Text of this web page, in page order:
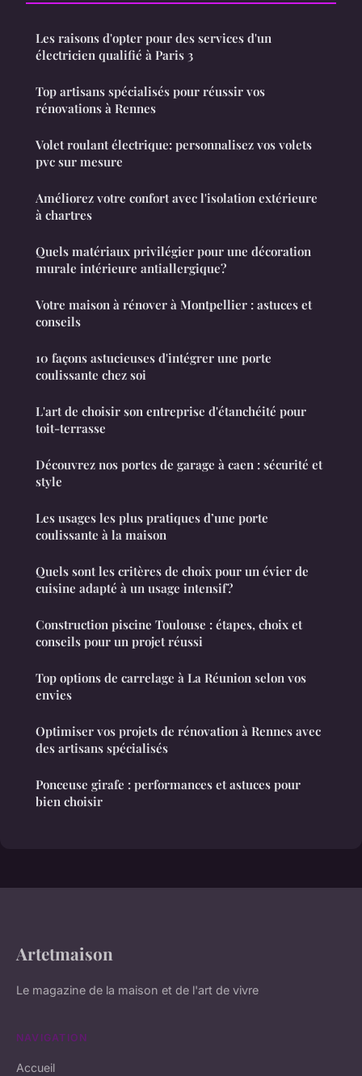
Les raisons d'opter pour des services d'un
électricien qualifié à Paris 3
Top artisans spécialisés pour réussir vos
rénovations à Rennes
Volet roulant électrique: personnalisez vos volets
pvc sur mesure
Améliorez votre confort avec l'isolation extérieure
à chartres
Quels matériaux privilégier pour une décoration
murale intérieure antiallergique?
Votre maison à rénover à Montpellier : astuces et
conseils
10 façons astucieuses d'intégrer une porte
coulissante chez soi
L'art de choisir son entreprise d'étanchéité pour
toit-terrasse
Découvrez nos portes de garage à caen : sécurité et
style
Les usages les plus pratiques d’une porte
coulissante à la maison
Quels sont les critères de choix pour un évier de
cuisine adapté à un usage intensif?
Construction piscine Toulouse : étapes, choix et
conseils pour un projet réussi
Top options de carrelage à La Réunion selon vos
envies
Optimiser vos projets de rénovation à Rennes avec
des artisans spécialisés
Ponceuse girafe : performances et astuces pour
bien choisir
Artetmaison
Le magazine de la maison et de l'art de vivre
NAVIGATION
Accueil